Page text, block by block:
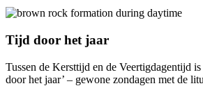
Tijd door het jaar
Tussen de Kersttijd en de Veertigdagentijd
door het jaar’ – gewone zondagen met de